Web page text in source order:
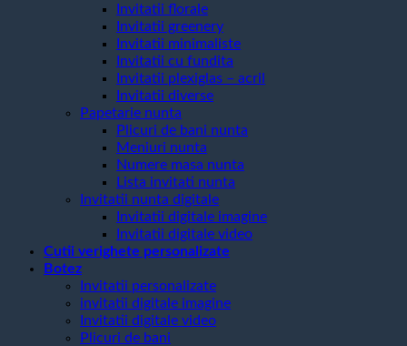
Invitatii florale
Invitatii greenery
Invitatii minimaliste
Invitatii cu fundita
Invitatii plexiglas – acril
Invitatii diverse
Papetarie nunta
Plicuri de bani nunta
Meniuri nunta
Numere masa nunta
Lista invitati nunta
Invitatii nunta digitale
Invitatii digitale imagine
Invitatii digitale video
Cutii verighete personalizate
Botez
Invitatii personalizate
invitatii digitale imagine
Invitatii digitale video
Plicuri de bani